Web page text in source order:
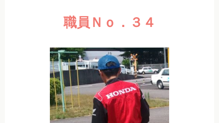
教習車種・料金
学生限定マイスケジュールプラン
職員Ｎｏ．３４